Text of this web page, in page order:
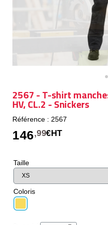
2567 - T-shirt
HV, CL.2 - Snickers
Référence : 2567
146,99€HT
Taille
Coloris